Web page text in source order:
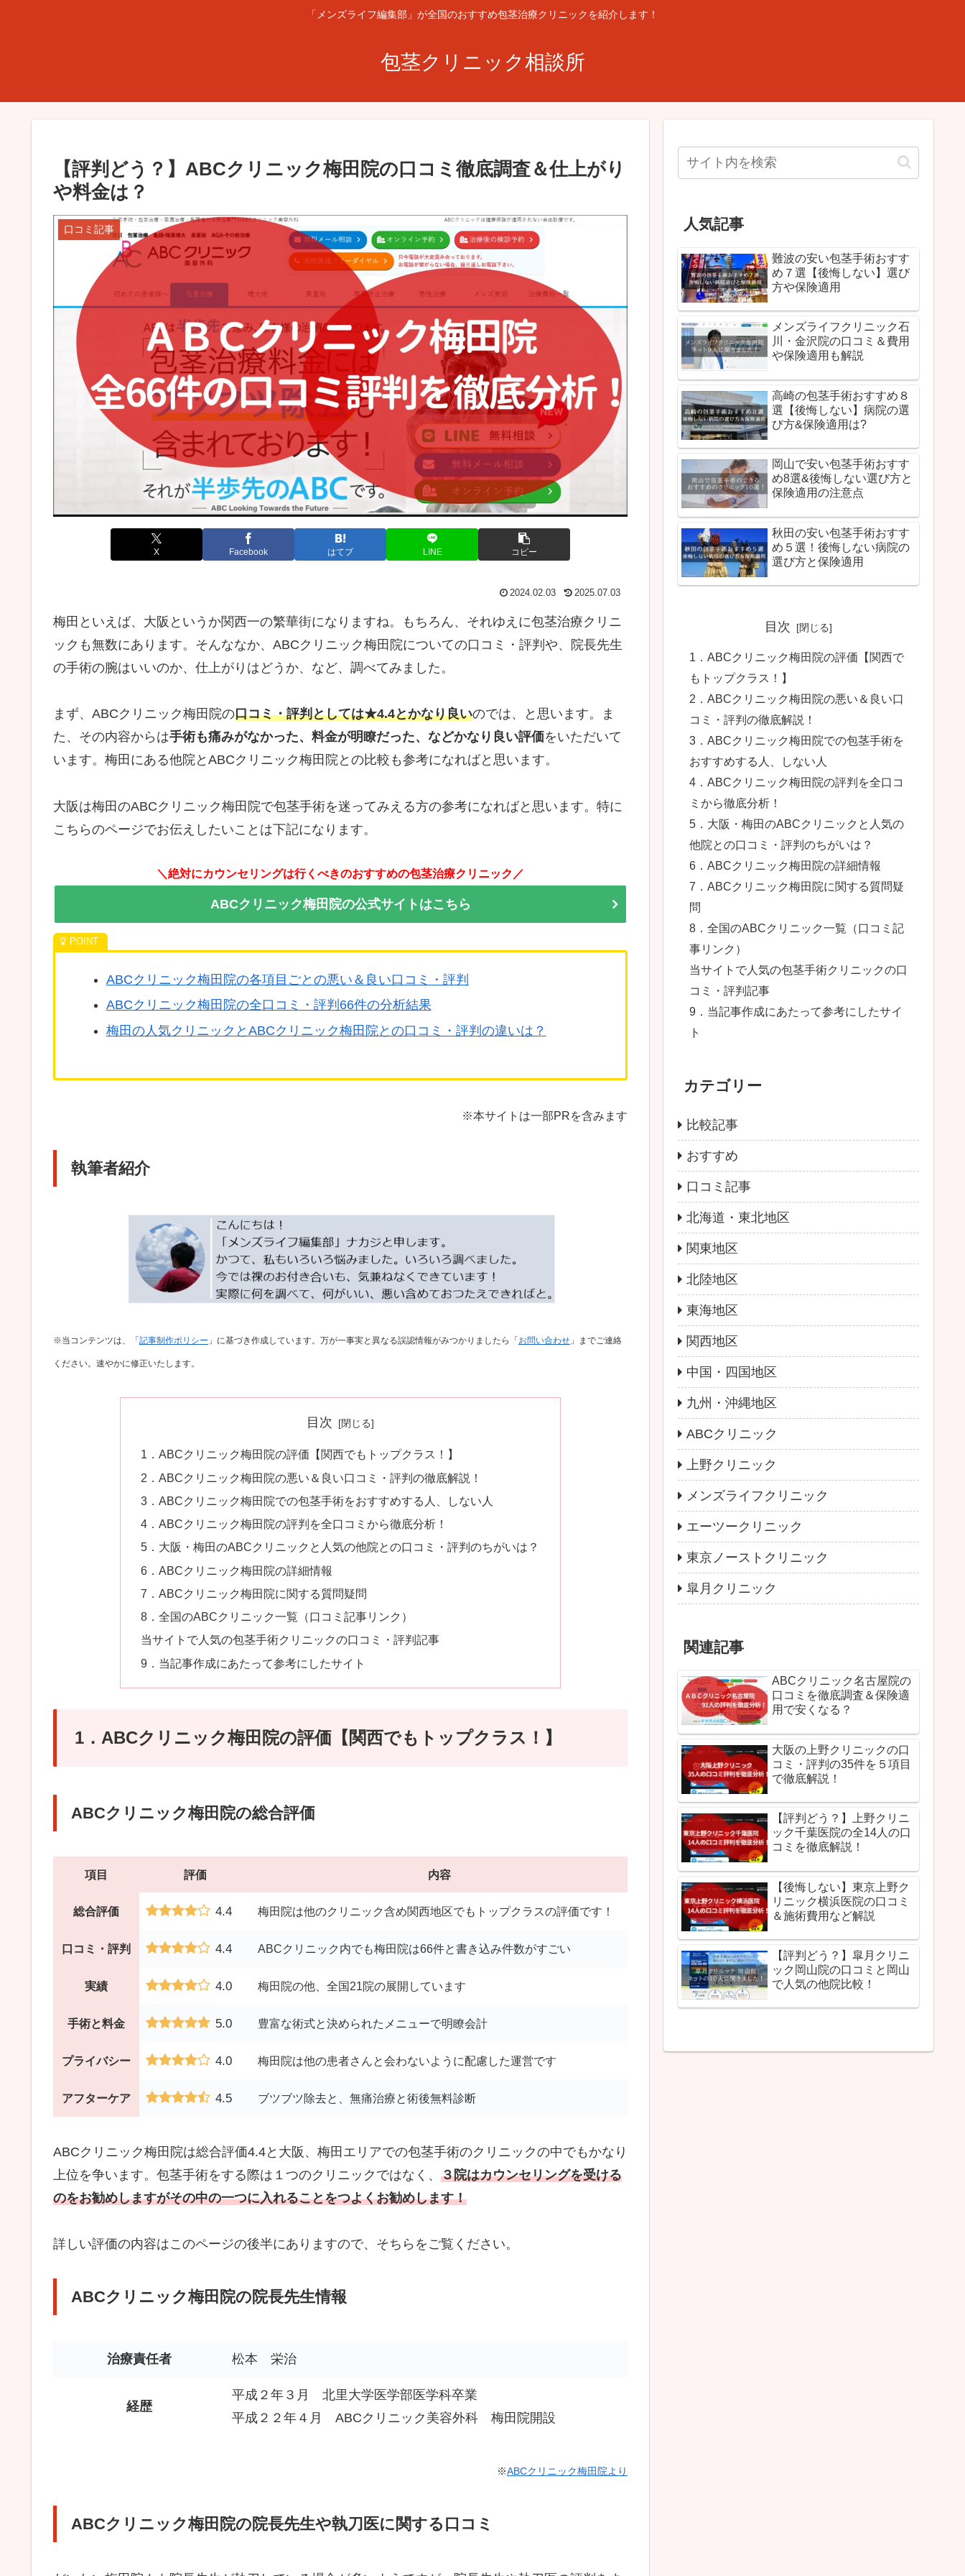
「メンズライフ編集部」が全国のおすすめ包茎治療クリニックを紹介します！
包茎クリニック相談所
【評判どう？】ABCクリニック梅田院の口コミ徹底調査＆仕上がり
や料金は？
口コミ記事
X Facebook はてブ LINE コピー
2024.02.03 2025.07.03
梅田といえば、大阪というか関西一の繁華街になりますね。もちろん、それゆえに包茎治療クリニ
ックも無数にあります。そんななか、ABCクリニック梅田院についての口コミ・評判や、院長先生
の手術の腕はいいのか、仕上がりはどうか、など、調べてみました。
まず、ABCクリニック梅田院の口コミ・評判としては★4.4とかなり良いのでは、と思います。ま
た、その内容からは手術も痛みがなかった、料金が明瞭だった、などかなり良い評価をいただいて
います。梅田にある他院とABCクリニック梅田院との比較も参考になればと思います。
大阪は梅田のABCクリニック梅田院で包茎手術を迷ってみえる方の参考になればと思います。特に
こちらのページでお伝えしたいことは下記になります。
＼絶対にカウンセリングは行くべきのおすすめの包茎治療クリニック／
ABCクリニック梅田院の公式サイトはこちら
ABCクリニック梅田院の各項目ごとの悪い＆良い口コミ・評判
ABCクリニック梅田院の全口コミ・評判66件の分析結果
梅田の人気クリニックとABCクリニック梅田院との口コミ・評判の違いは？
※本サイトは一部PRを含みます
執筆者紹介
※当コンテンツは、「 記事制作ポリシー 」に基づき作成しています。万が一事実と異なる誤認情報がみつかりましたら「 お問い合わせ 」までご連絡
ください。速やかに修正いたします。
目次
1．ABCクリニック梅田院の評価【関西でもトップクラス！】
2．ABCクリニック梅田院の悪い＆良い口コミ・評判の徹底解説！
3．ABCクリニック梅田院での包茎手術をおすすめする人、しない人
4．ABCクリニック梅田院の評判を全口コミから徹底分析！
5．大阪・梅田のABCクリニックと人気の他院との口コミ・評判のちがいは？
6．ABCクリニック梅田院の詳細情報
7．ABCクリニック梅田院に関する質問疑問
8．全国のABCクリニック一覧（口コミ記事リンク）
当サイトで人気の包茎手術クリニックの口コミ・評判記事
9．当記事作成にあたって参考にしたサイト
1．ABCクリニック梅田院の評価【関西でもトップクラス！】
ABCクリニック梅田院の総合評価
項目 評価 内容
総合評価 4.4 梅田院は他のクリニック含め関西地区でもトップクラスの評価です！
口コミ・評判 4.4 ABCクリニック内でも梅田院は66件と書き込み件数がすごい
実績 4.0 梅田院の他、全国21院の展開しています
手術と料金 5.0 豊富な術式と決められたメニューで明瞭会計
プライバシー 4.0 梅田院は他の患者さんと会わないように配慮した運営です
アフターケア 4.5 ブツブツ除去と、無痛治療と術後無料診断
ABCクリニック梅田院は総合評価4.4と大阪、梅田エリアでの包茎手術のクリニックの中でもかなり
上位を争います。包茎手術をする際は１つのクリニックではなく、 ３院はカウンセリングを受ける
のをお勧めしますがその中の一つに入れることをつよくお勧めします！
詳しい評価の内容はこのページの後半にありますので、そちらをご覧ください。
ABCクリニック梅田院の院長先生情報
治療責任者 松本 栄治
経歴
平成２年３月 北里大学医学部医学科卒業
平成２２年４月 ABCクリニック美容外科 梅田院開設
※ABCクリニック梅田院より
ABCクリニック梅田院の院長先生や執刀医に関する口コミ
人気記事
難波の安い包茎手術おすす
め７選【後悔しない】選び
方や保険適用
メンズライフクリニック石
川・金沢院の口コミ＆費用
や保険適用も解説
高崎の包茎手術おすすめ８
選【後悔しない】病院の選
び方&保険適用は?
岡山で安い包茎手術おすす
め8選&後悔しない選び方と
保険適用の注意点
秋田の安い包茎手術おすす
め５選！後悔しない病院の
選び方と保険適用
目次
1．ABCクリニック梅田院の評価【関西で
もトップクラス！】
2．ABCクリニック梅田院の悪い＆良い口
コミ・評判の徹底解説！
3．ABCクリニック梅田院での包茎手術を
おすすめする人、しない人
4．ABCクリニック梅田院の評判を全口コ
ミから徹底分析！
5．大阪・梅田のABCクリニックと人気の
他院との口コミ・評判のちがいは？
6．ABCクリニック梅田院の詳細情報
7．ABCクリニック梅田院に関する質問疑
問
8．全国のABCクリニック一覧（口コミ記
事リンク）
当サイトで人気の包茎手術クリニックの口
コミ・評判記事
9．当記事作成にあたって参考にしたサイ
ト
カテゴリー
比較記事
おすすめ
口コミ記事
北海道・東北地区
関東地区
北陸地区
東海地区
関西地区
中国・四国地区
九州・沖縄地区
ABCクリニック
上野クリニック
メンズライフクリニック
エーツークリニック
東京ノーストクリニック
皐月クリニック
関連記事
ABCクリニック名古屋院の
口コミを徹底調査＆保険適
用で安くなる？
大阪の上野クリニックの口
コミ・評判の35件を５項目
で徹底解説！
【評判どう？】上野クリニ
ック千葉医院の全14人の口
コミを徹底解説！
【後悔しない】東京上野ク
リニック横浜医院の口コミ
＆施術費用など解説
【評判どう？】皐月クリニ
ック岡山院の口コミと岡山
で人気の他院比較！